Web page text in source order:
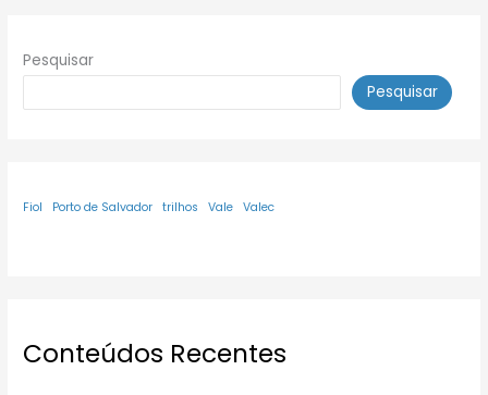
Pesquisar
Pesquisar
Fiol Porto de Salvador trilhos Vale Valec
Conteúdos Recentes